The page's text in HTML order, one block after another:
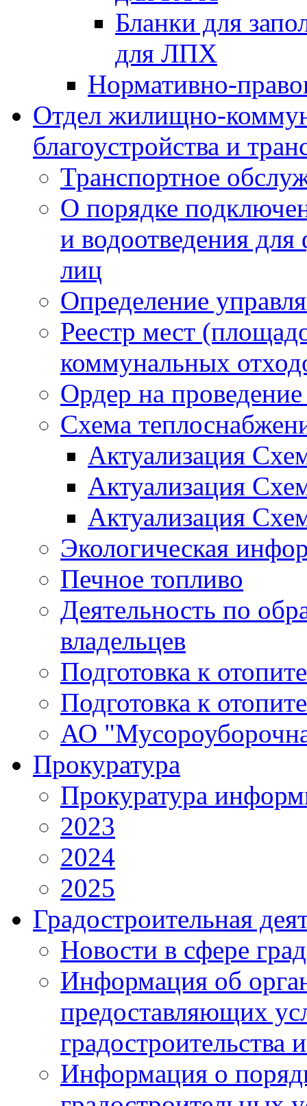
Бланки для
для ЛПХ
Нормативно-
Отдел жилищно-
благоустройства и
Транспортное
О порядке
и водоотведения
лиц
Определение
Реестр мест
коммунальных
Ордер на
Схема
Актуализация
Актуализация
Актуализация
Экологическая
Печное топливо
Деятельность по
владельцев
Подготовка к
Подготовка к
АО
Прокуратура
Прокуратура
2023
2024
2025
Градостроительная
Новости в сфере
Информация об
предоставляющих
градостроительства
Информация о